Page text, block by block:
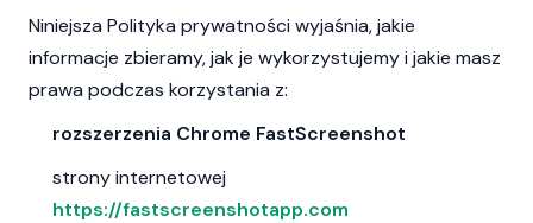
Niniejsza Polityka prywatności wyjaśnia, jakie
informacje zbieramy, jak je wykorzystujemy i jakie masz
prawa podczas korzystania z:
rozszerzenia Chrome FastScreenshot
strony internetowej
https://fastscreenshotapp.com